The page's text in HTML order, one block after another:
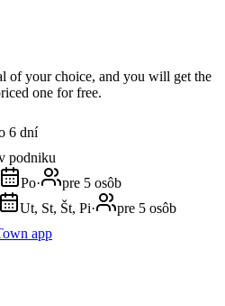
of your choice, and you will get the
one for free.
6 dní
podniku
Po·
pre 5 osôb
Ut, St, Št, Pi·
pre 5 osôb
app